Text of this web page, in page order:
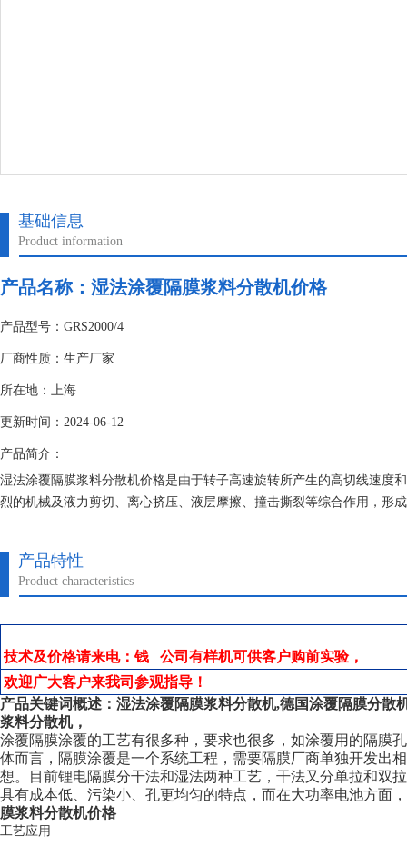
基础信息
Product information
产品名称：湿法涂覆隔膜浆料分散机价格
产品型号：GRS2000/4
厂商性质：生产厂家
所在地：上海
更新时间：2024-06-12
产品简介：
湿法涂覆隔膜浆料分散机价格是由于转子高速旋转所产生的高切线速度
烈的机械及液力剪切、离心挤压、液层摩擦、撞击撕裂等综合作用，形
产品特性
Product characteristics
技术及价格请来电：钱 公司有样机可供客户购前实验，
欢迎广大客户来我司参观指导！
产品关键词概述： 湿法涂覆隔膜浆料分散机,德国涂覆隔膜分散
浆料分散机，
涂覆隔膜涂覆的工艺有很多种，要求也很多，如涂覆用的隔膜
体而言，隔膜涂覆是一个系统工程，需要隔膜厂商单独开发出
想。目前锂电隔膜分干法和湿法两种工艺，干法又分单拉和双
具有成本低、污染小、孔更均匀的特点，而在大功率电池方面
膜浆料分散机价格
工艺应用